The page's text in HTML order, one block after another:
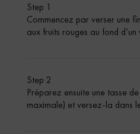
Step 1
Commencez par verser une
aux fruits rouges au fond d’un
Step 2
Préparez ensuite une tasse
maximale) et versez-la dans